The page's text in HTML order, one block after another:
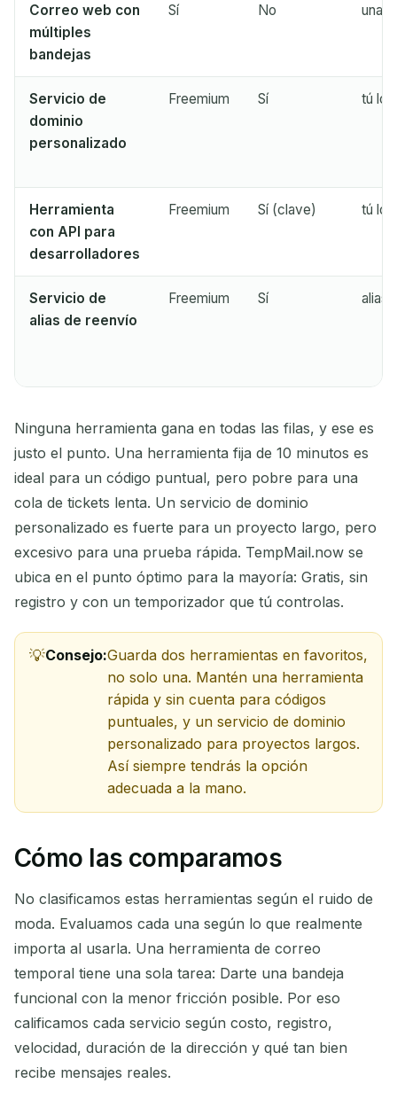
Actualizar
Correo web con
múltiples
bandejas
Sí No unas
Servicio de
dominio
personalizado
Freemium Sí tú lo
Herramienta
con API para
desarrolladores
Freemium Sí (clave) tú lo
Servicio de
alias de reenvío
Freemium Sí alias
Ninguna herramienta gana en todas las filas, y ese es
justo el punto. Una herramienta fija de 10 minutos es
ideal para un código puntual, pero pobre para una
cola de tickets lenta. Un servicio de dominio
personalizado es fuerte para un proyecto largo, pero
excesivo para una prueba rápida. TempMail.now se
ubica en el punto óptimo para la mayoría: Gratis, sin
registro y con un temporizador que tú controlas.
Consejo:Guarda dos herramientas en favoritos,
no solo una. Mantén una herramienta
rápida y sin cuenta para códigos
puntuales, y un servicio de dominio
personalizado para proyectos largos.
Así siempre tendrás la opción
adecuada a la mano.
Cómo las comparamos
No clasificamos estas herramientas según el ruido de
moda. Evaluamos cada una según lo que realmente
importa al usarla. Una herramienta de correo
temporal tiene una sola tarea: Darte una bandeja
funcional con la menor fricción posible. Por eso
calificamos cada servicio según costo, registro,
velocidad, duración de la dirección y qué tan bien
recibe mensajes reales.